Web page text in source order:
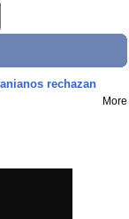
rechazan
More